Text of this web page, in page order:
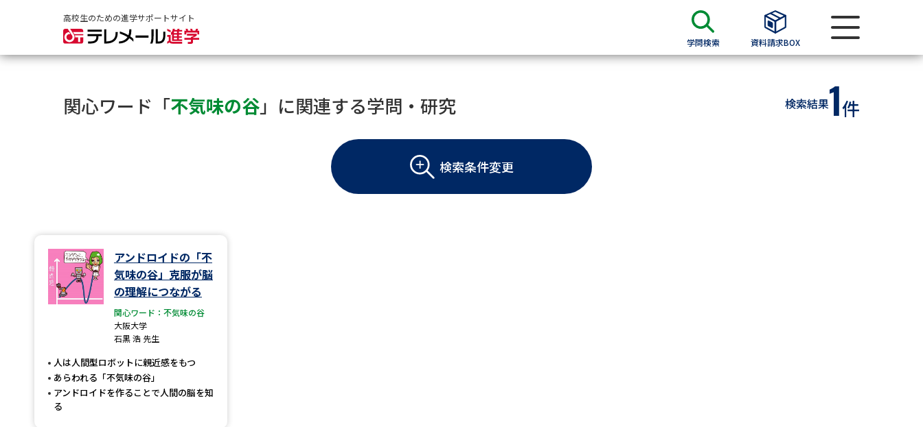
高校生のための進学サポートサイト
学問検索 資料請求BOX
大学・短大の資料種類から請求
大学パンフ
学部・学科パンフ
総合型選抜・学校推薦型選抜 募集要項＆願書
関心ワード「不気味の谷」に関連する学問・研究 検索結果1件
検索条件変更
アンドロイドの「不
気味の谷」克服が脳
の理解につながる
関心ワード：不気味の谷
大阪大学
石黒 浩 先生
人は人間型ロボットに親近感をもつ
あらわれる「不気味の谷」
アンドロイドを作ることで人間の脳を知
る